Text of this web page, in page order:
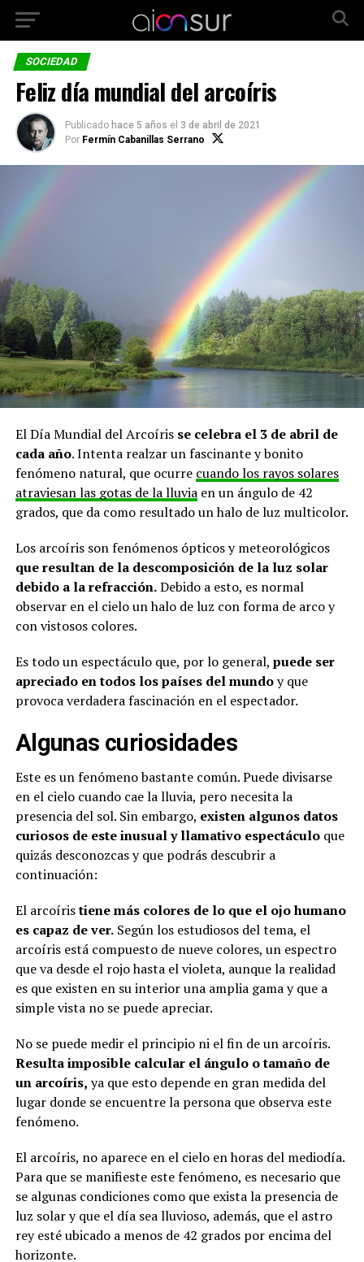
SOCIEDAD
Feliz día mundial del arcoíris
Publicado hace 5 años el 3 de abril de 2021
Por Fermín Cabanillas Serrano
El Día Mundial del Arcoíris se celebra el 3 de abril de
cada año. Intenta realzar un fascinante y bonito
fenómeno natural, que ocurre cuando los rayos solares
atraviesan las gotas de la lluviaen un ángulo de 42
grados, que da como resultado un halo de luz multicolor.
Los arcoíris son fenómenos ópticos y meteorológicos
que resultan de la descomposición de la luz solar
debido a la refracción.Debido a esto, es normal
observar en el cielo un halo de luz con forma de arco y
con vistosos colores.
Es todo un espectáculo que, por lo general, puede ser
apreciado en todos los países del mundoy que
provoca verdadera fascinación en el espectador.
Algunas curiosidades
Este es un fenómeno bastante común. Puede divisarse
en el cielo cuando cae la lluvia, pero necesita la
presencia del sol. Sin embargo, existen algunos datos
curiosos de este inusual y llamativo espectáculoque
quizás desconozcas y que podrás descubrir a
continuación:
El arcoíristiene más colores de lo que el ojo humano
es capaz de ver.Según los estudiosos del tema, el
arcoíris está compuesto de nueve colores, un espectro
que va desde el rojo hasta el violeta, aunque la realidad
es que existen en su interior una amplia gama y que a
simple vista no se puede apreciar.
No se puede medir el principio ni el fin de un arcoíris.
Resulta imposible calcular el ángulo o tamaño de
un arcoíris, ya que esto depende en gran medida del
lugar donde se encuentre la persona que observa este
fenómeno.
El arcoíris, no aparece en el cielo en horas del mediodía.
Para que se manifieste este fenómeno, es necesario que
se algunas condiciones como que exista la presencia de
luz solar y que el día sea lluvioso, además, que el astro
rey esté ubicado a menos de 42 grados por encima del
horizonte.